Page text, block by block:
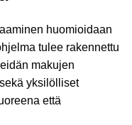
huomioidaan
tulee rakennettu
makujen
yksilölliset
että